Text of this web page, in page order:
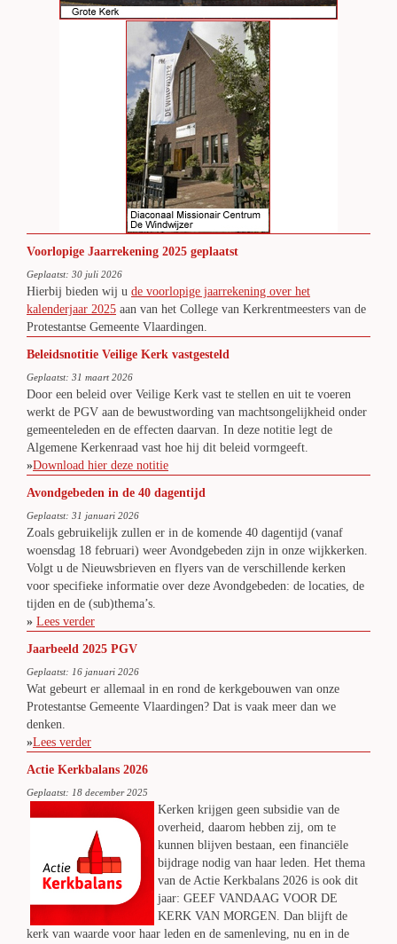
Voorlopige Jaarrekening 2025 geplaatst
Geplaatst: 30 juli 2026
Hierbij bieden wij u de voorlopige jaarrekening over het
kalenderjaar 2025 aan van het College van Kerkrentmeesters van de
Protestantse Gemeente Vlaardingen.
Beleidsnotitie Veilige Kerk vastgesteld
Geplaatst: 31 maart 2026
Door een beleid over Veilige Kerk vast te stellen en uit te voeren
werkt de PGV aan de bewustwording van machtsongelijkheid onder
gemeenteleden en de effecten daarvan. In deze notitie legt de
Algemene Kerkenraad vast hoe hij dit beleid vormgeeft.
»Download hier deze notitie
Avondgebeden in de 40 dagentijd
Geplaatst: 31 januari 2026
Zoals gebruikelijk zullen er in de komende 40 dagentijd (vanaf
woensdag 18 februari) weer Avondgebeden zijn in onze wijkkerken.
Volgt u de Nieuwsbrieven en flyers van de verschillende kerken
voor specifieke informatie over deze Avondgebeden: de locaties, de
tijden en de (sub)thema’s.
» Lees verder
Jaarbeeld 2025 PGV
Geplaatst: 16 januari 2026
Wat gebeurt er allemaal in en rond de kerkgebouwen van onze
Protestantse Gemeente Vlaardingen? Dat is vaak meer dan we
denken.
»Lees verder
Actie Kerkbalans 2026
Geplaatst: 18 december 2025
Kerken krijgen geen subsidie van de
overheid, daarom hebben zij, om te
kunnen blijven bestaan, een financiële
bijdrage nodig van haar leden. Het thema
van de Actie Kerkbalans 2026 is ook dit
jaar: GEEF VANDAAG VOOR DE
KERK VAN MORGEN. Dan blijft de
kerk van waarde voor haar leden en de samenleving, nu en in de